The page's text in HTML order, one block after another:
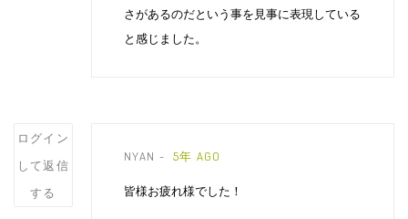
さがあるのだという事を見事に表現している
と感じました。
Post
comment
ログイン
して返信
する
NYAN 5年 AGO
皆様お疲れ様でした！